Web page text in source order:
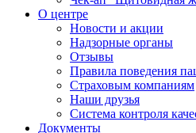
О центре
Новости и акции
Надзорные органы
Отзывы
Правила поведения
Страховым компаниям
Наши друзья
Система контроля
Документы